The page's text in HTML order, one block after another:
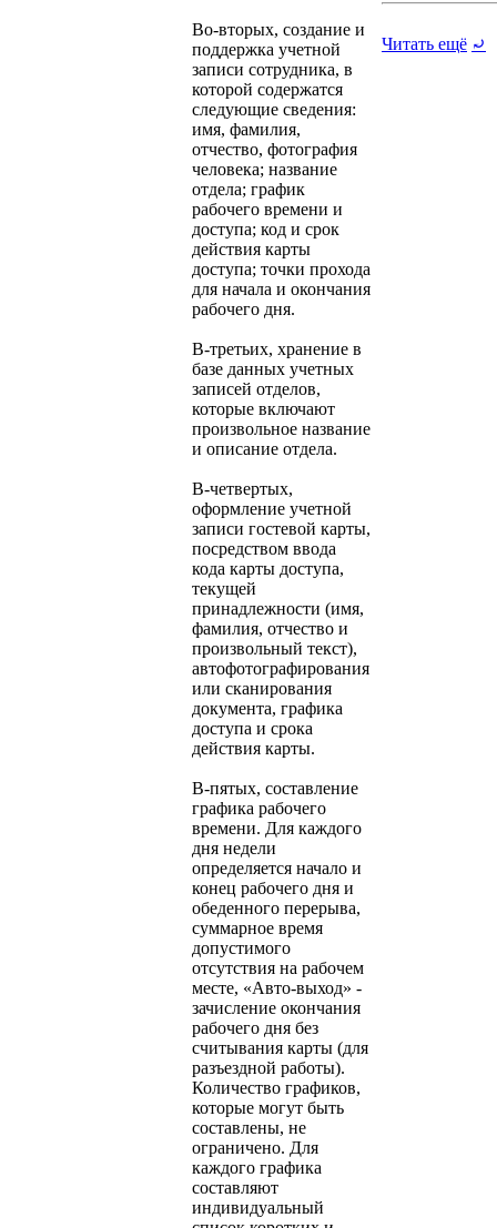
Во-вторых, создание и
поддержка учетной
записи сотрудника, в
которой содержатся
следующие сведения:
имя, фамилия,
отчество, фотография
человека; название
отдела; график
рабочего времени и
доступа; код и срок
действия карты
доступа; точки прохода
для начала и окончания
рабочего дня.
В-третьих, хранение в
базе данных учетных
записей отделов,
которые включают
произвольное название
и описание отдела.
В-четвертых,
оформление учетной
записи гостевой карты,
посредством ввода
кода карты доступа,
текущей
принадлежности (имя,
фамилия, отчество и
произвольный текст),
автофотографирования
или сканирования
документа, графика
доступа и срока
действия карты.
В-пятых, составление
графика рабочего
времени. Для каждого
дня недели
определяется начало и
конец рабочего дня и
обеденного перерыва,
суммарное время
допустимого
отсутствия на рабочем
месте, «Авто-выход» -
зачисление окончания
рабочего дня без
считывания карты (для
разъездной работы).
Количество графиков,
которые могут быть
составлены, не
ограничено. Для
каждого графика
составляют
индивидуальный
Читать ещё ⤾